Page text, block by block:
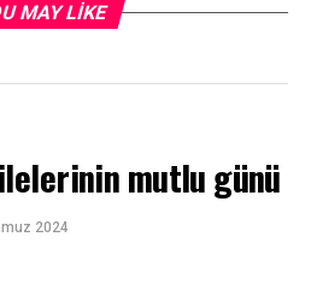
başarılı oyuncusu Tuba
İstanbul'un yıldızlar
MAY LIKE
mutlu günü
2024